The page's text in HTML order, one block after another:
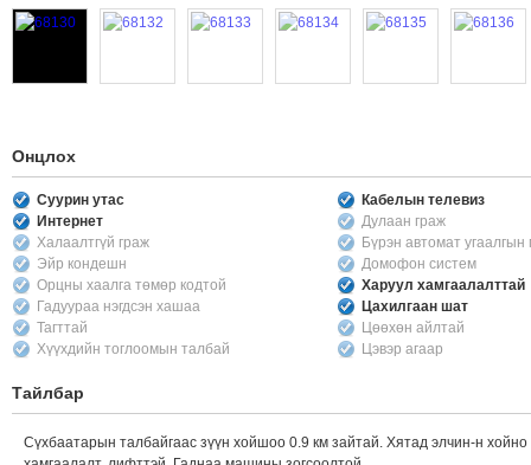
Онцлох
Суурин утас
Кабелын телевиз
Интернет
Дулаан граж
Халаалтгүй граж
Бүрэн автомат
Эйр кондешн
Домофон систем
Орцны хаалга төмөр кодтой
Харуул хамгаалалттай
Гадуураа нэгдсэн хашаа
Цахилгаан шат
Тагттай
Цөөхөн айлтай
Хүүхдийн тоглоомын талбай
Цэвэр агаар
Тайлбар
Сүхбаатарын талбайгаас зүүн хойшоо 0.9 км зайтай. Хятад элчин-н